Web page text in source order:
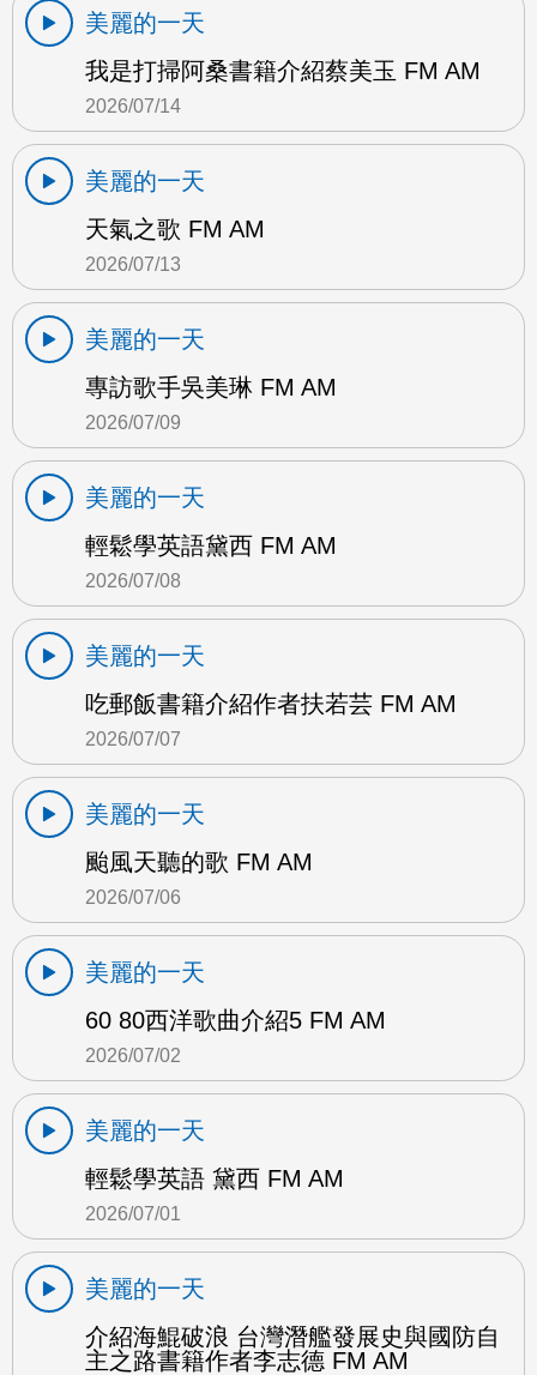
美麗的一天
我是打掃阿桑書籍介紹蔡美玉 FM AM
2026/07/14
美麗的一天
天氣之歌 FM AM
2026/07/13
美麗的一天
專訪歌手吳美琳 FM AM
2026/07/09
美麗的一天
輕鬆學英語黛西 FM AM
2026/07/08
美麗的一天
吃郵飯書籍介紹作者扶若芸 FM AM
2026/07/07
美麗的一天
颱風天聽的歌 FM AM
2026/07/06
美麗的一天
60 80西洋歌曲介紹5 FM AM
2026/07/02
美麗的一天
輕鬆學英語 黛西 FM AM
2026/07/01
美麗的一天
介紹海鯤破浪 台灣潛艦發展史與國防自
主之路書籍作者李志德 FM AM